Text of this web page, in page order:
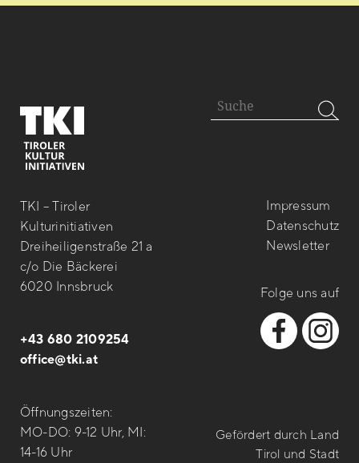
TKI – Tiroler
Kulturinitiativen
Dreiheiligenstraße 21 a
c/o Die Bäckerei
6020 Innsbruck
+43 680 2109254
office@tki.at
Öffnungszeiten:
MO-DO: 9-12 Uhr, MI:
14-16 Uhr
Impressum
Datenschutz
Newsletter
Folge uns auf
Gefördert durch Land
Tirol und Stadt